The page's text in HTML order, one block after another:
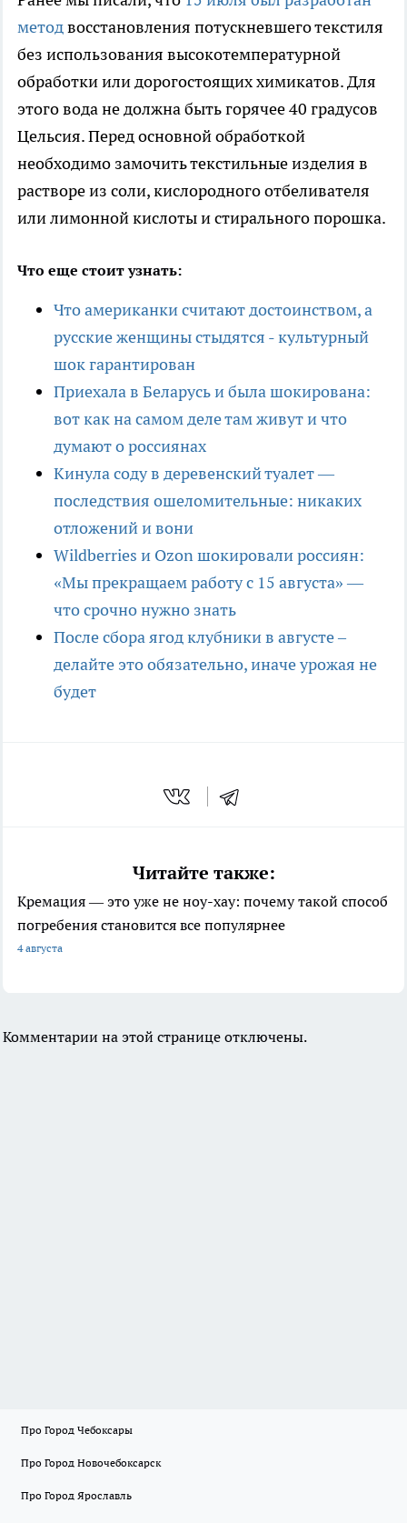
методвосстановления потускневшего текстиля
без использования высокотемпературной
обработки или дорогостоящих химикатов. Для
этого вода не должна быть горячее 40 градусов
Цельсия. Перед основной обработкой
необходимо замочить текстильные изделия в
растворе из соли, кислородного отбеливателя
или лимонной кислоты и стирального порошка.
Что еще стоит узнать:
Что американки считают достоинством, а
русские женщины стыдятся - культурный
шок гарантирован
Приехала в Беларусь и была шокирована:
вот как на самом деле там живут и что
думают о россиянах
Кинула соду в деревенский туалет —
последствия ошеломительные: никаких
отложений и вони
Wildberries и Ozon шокировали россиян:
«Мы прекращаем работу с 15 августа» —
что срочно нужно знать
После сбора ягод клубники в августе –
делайте это обязательно, иначе урожая не
будет
Читайте также:
Кремация — это уже не ноу-хау: почему такой способ
погребения становится все популярнее
4 августа
Комментарии на этой странице отключены.
Про Город Чебоксары
Про Город Новочебоксарск
Про Город Ярославль